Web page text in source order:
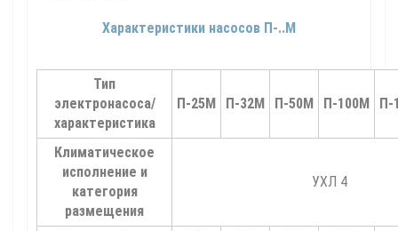
Характеристики насосов П-..М
Тип
электронасоса/
характеристика
П-25М П-32М П-50М П-100М П-
Климатическое
исполнение и
категория
размещения
УХЛ 4